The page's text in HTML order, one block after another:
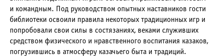
и командным. Под руководством опытных наставников гости
библиотеки освоили правила некоторых традиционных игр и
попробовали свои силы в состязаниях, веками служивших
средством физического и нравственного воспитания казаков,
погрузившись в атмосферу казачьего быта и традиций.